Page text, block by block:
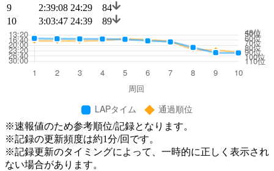
9
2:39:08 24:29
84
10
3:03:47 24:39 89
※速報値のため参考順位/記録となります。
※記録の更新頻度は約1分/回です。
※記録更新のタイミングによって、一時的に正しく表示され
ない場合があります。